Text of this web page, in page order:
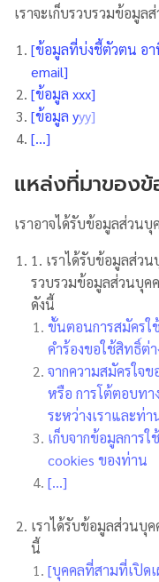
เราจะเก็บรวบรวมข้อมู
[ข้อมูลที่บ่งชี้ตัวตน อ
email]
[ข้อมูล xxx]
[ข้อมูล yyy]
[…]
แหล่งที่มาของ
เราอาจได้รับข้อมูลส่วน
1. เราได้รับข้อมูลส่วน
รวบรวมข้อมูลส่วนบุค
ดังนี้
ขั้นตอนการสมัครใ
คำร้องขอใช้สิทธิ์ต่า
จากความสมัครใจ
หรือ การโต้ตอบทา
ระหว่างเราและท่า
เก็บจากข้อมูลการใ
cookies ของท่าน
[…]
เราได้รับข้อมูลส่วนบุ
นี้
[บุคคลที่สามที่เปิด